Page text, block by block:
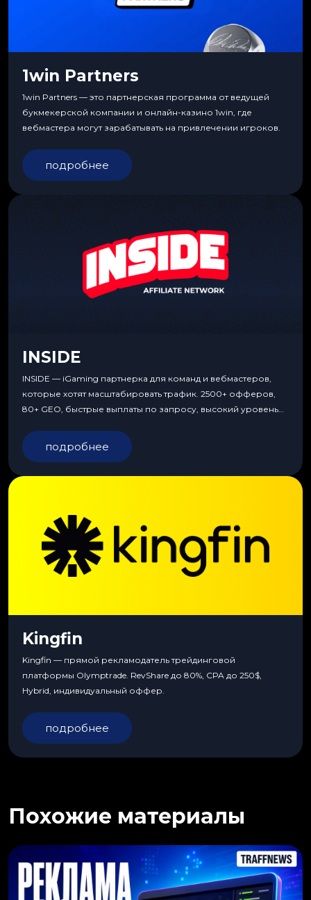
1win Partners
1win Partners — это партнерская программа от ведущей
букмекерской компании и онлайн-казино 1win, где
вебмастера могут зарабатывать на привлечении игроков.
подробнее
INSIDE
INSIDE — iGaming партнерка для команд и вебмастеров,
которые хотят масштабировать трафик. 2500+ офферов,
80+ GEO, быстрые выплаты по запросу, высокий уровень
подробнее
Kingfin
Kingfin — прямой рекламодатель трейдинговой
платформы Olymptrade. RevShare до 80%, CPA до 250$,
Hybrid, индивидуальный оффер.
подробнее
Похожие материалы